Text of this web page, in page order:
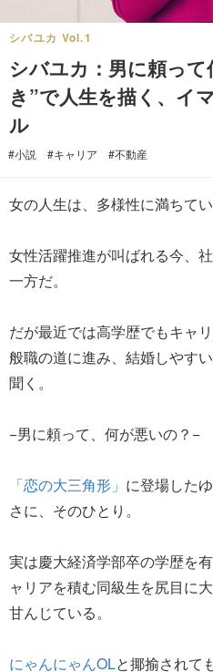
シバユカ Vol.1
シバユカ：男に頼って
き”で人生を描く、イ
ル
#小説 #キャリア #不動産
女の人生は、多様性に満ちてい
女性活躍推進が叫ばれる今、
一方だ。
だが最近では高学歴でもキャ
般職の道に進み、結婚しやす
聞く。
−男に頼って、何が悪いの？−
「恋の大三角形」 に登場した
さに、そのひとり。
実は慶大経済学部卒の学歴を
ャリアを積む同級生を尻目に
甘んじている。
にゃんにゃんOLと揶揄されて